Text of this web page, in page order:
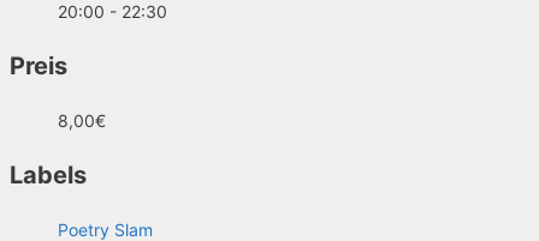
20:00 - 22:30
Preis
8,00€
Labels
Poetry Slam